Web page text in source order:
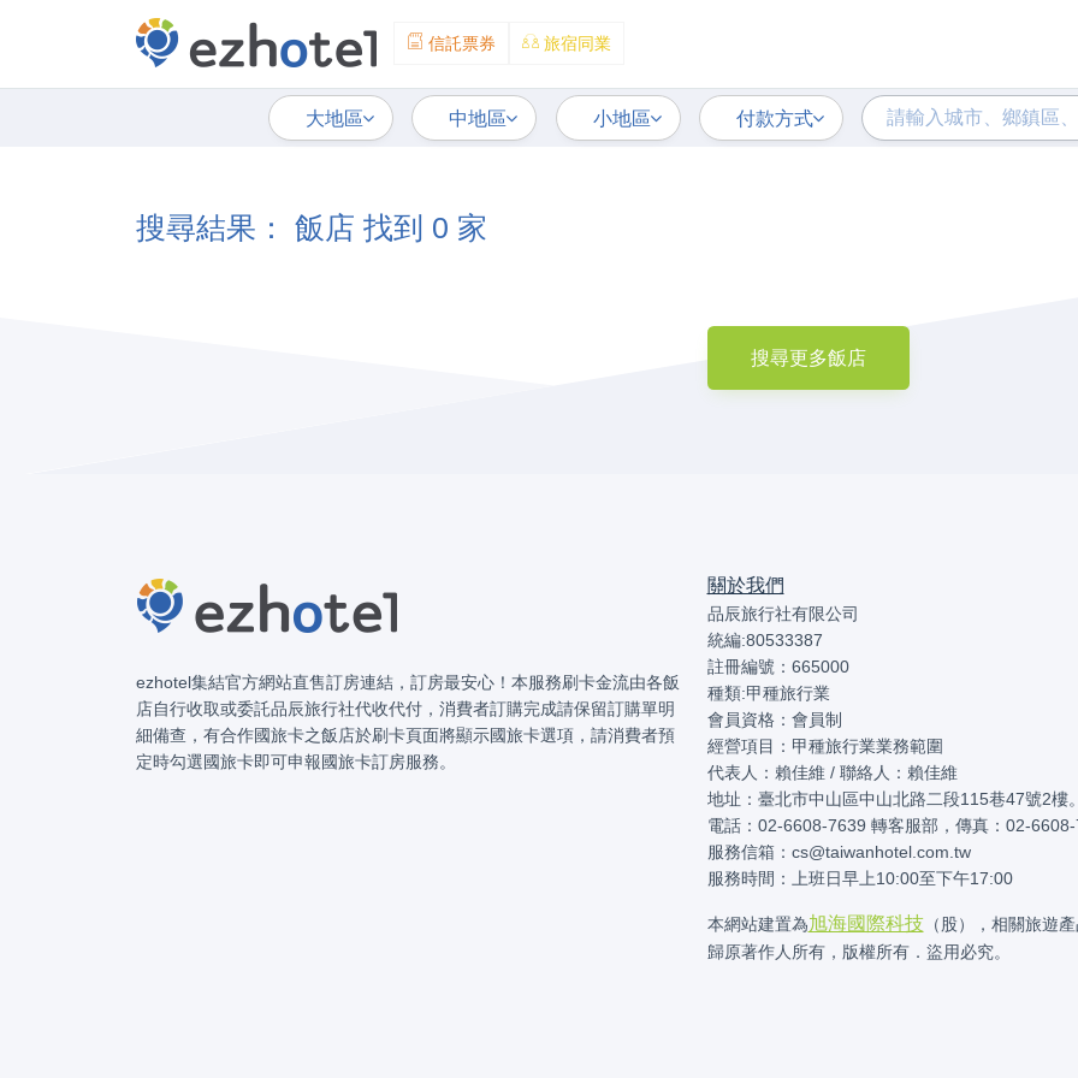
信託票券 旅宿同業
大地區 中地區 小地區 付款方式
搜尋結果： 飯店 找到 0 家
搜尋更多飯店
ezhotel集結官方網站直售訂房連結，訂房最安心！本服務刷卡金流由各飯
店自行收取或委託品辰旅行社代收代付，消費者訂購完成請保留訂購單明
細備查，有合作國旅卡之飯店於刷卡頁面將顯示國旅卡選項，請消費者預
定時勾選國旅卡即可申報國旅卡訂房服務。
關於我們
品辰旅行社有限公司
統編:80533387
註冊編號：665000
種類:甲種旅行業
會員資格：會員制
經營項目：甲種旅行業業務範圍
代表人：賴佳維 / 聯絡人：賴佳維
地址：臺北市中山區中山北路二段115巷47號2樓
電話：02-6608-7639 轉客服部，傳真：02-
服務信箱：cs@taiwanhotel.com.tw
服務時間：上班日早上10:00至下午17:00
本網站建置為旭海國際科技（股），相關旅遊
歸原著作人所有，版權所有．盜用必究。